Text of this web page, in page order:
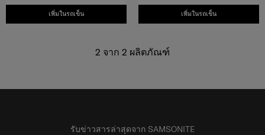
เพิ่มในรถเข็น เพิ่มในรถเข็น
2 จาก 2 ผลิตภัณฑ์
รับข่าวสารล่าสุดจาก SAMSONITE